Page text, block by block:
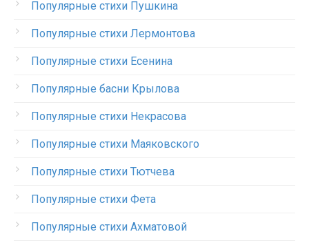
Популярные стихи Пушкина
Популярные стихи Лермонтова
Популярные стихи Есенина
Популярные басни Крылова
Популярные стихи Некрасова
Популярные стихи Маяковского
Популярные стихи Тютчева
Популярные стихи Фета
Популярные стихи Ахматовой